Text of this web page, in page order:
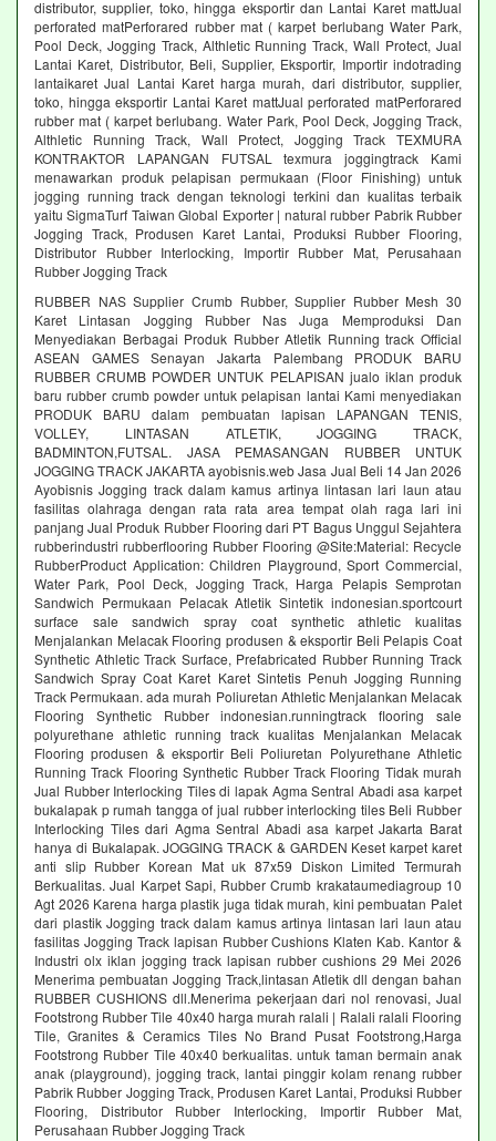
distributor, supplier, toko, hingga eksportir dan Lantai Karet mattJual
perforated matPerforared rubber mat ( karpet berlubang Water Park,
Pool Deck, Jogging Track, Althletic Running Track, Wall Protect, Jual
Lantai Karet, Distributor, Beli, Supplier, Eksportir, Importir indotrading
lantaikaret Jual Lantai Karet harga murah, dari distributor, supplier,
toko, hingga eksportir Lantai Karet mattJual perforated matPerforared
rubber mat ( karpet berlubang. Water Park, Pool Deck, Jogging Track,
Althletic Running Track, Wall Protect, Jogging Track TEXMURA
KONTRAKTOR LAPANGAN FUTSAL texmura joggingtrack Kami
menawarkan produk pelapisan permukaan (Floor Finishing) untuk
jogging running track dengan teknologi terkini dan kualitas terbaik
yaitu SigmaTurf Taiwan Global Exporter | natural rubber Pabrik Rubber
Jogging Track, Produsen Karet Lantai, Produksi Rubber Flooring,
Distributor Rubber Interlocking, Importir Rubber Mat, Perusahaan
Rubber Jogging Track
RUBBER NAS Supplier Crumb Rubber, Supplier Rubber Mesh 30
Karet Lintasan Jogging Rubber Nas Juga Memproduksi Dan
Menyediakan Berbagai Produk Rubber Atletik Running track Official
ASEAN GAMES Senayan Jakarta Palembang PRODUK BARU
RUBBER CRUMB POWDER UNTUK PELAPISAN jualo iklan produk
baru rubber crumb powder untuk pelapisan lantai Kami menyediakan
PRODUK BARU dalam pembuatan lapisan LAPANGAN TENIS,
VOLLEY, LINTASAN ATLETIK, JOGGING TRACK,
BADMINTON,FUTSAL. JASA PEMASANGAN RUBBER UNTUK
JOGGING TRACK JAKARTA ayobisnis.web Jasa Jual Beli 14 Jan 2026
Ayobisnis Jogging track dalam kamus artinya lintasan lari laun atau
fasilitas olahraga dengan rata rata area tempat olah raga lari ini
panjang Jual Produk Rubber Flooring dari PT Bagus Unggul Sejahtera
rubberindustri rubberflooring Rubber Flooring @Site:Material: Recycle
RubberProduct Application: Children Playground, Sport Commercial,
Water Park, Pool Deck, Jogging Track, Harga Pelapis Semprotan
Sandwich Permukaan Pelacak Atletik Sintetik indonesian.sportcourt
surface sale sandwich spray coat synthetic athletic kualitas
Menjalankan Melacak Flooring produsen & eksportir Beli Pelapis Coat
Synthetic Athletic Track Surface, Prefabricated Rubber Running Track
Sandwich Spray Coat Karet Karet Sintetis Penuh Jogging Running
Track Permukaan. ada murah Poliuretan Athletic Menjalankan Melacak
Flooring Synthetic Rubber indonesian.runningtrack flooring sale
polyurethane athletic running track kualitas Menjalankan Melacak
Flooring produsen & eksportir Beli Poliuretan Polyurethane Athletic
Running Track Flooring Synthetic Rubber Track Flooring Tidak murah
Jual Rubber Interlocking Tiles di lapak Agma Sentral Abadi asa karpet
bukalapak p rumah tangga of jual rubber interlocking tiles Beli Rubber
Interlocking Tiles dari Agma Sentral Abadi asa karpet Jakarta Barat
hanya di Bukalapak. JOGGING TRACK & GARDEN Keset karpet karet
anti slip Rubber Korean Mat uk 87x59 Diskon Limited Termurah
Berkualitas. Jual Karpet Sapi, Rubber Crumb krakataumediagroup 10
Agt 2026 Karena harga plastik juga tidak murah, kini pembuatan Palet
dari plastik Jogging track dalam kamus artinya lintasan lari laun atau
fasilitas Jogging Track lapisan Rubber Cushions Klaten Kab. Kantor &
Industri olx iklan jogging track lapisan rubber cushions 29 Mei 2026
Menerima pembuatan Jogging Track,lintasan Atletik dll dengan bahan
RUBBER CUSHIONS dll.Menerima pekerjaan dari nol renovasi, Jual
Footstrong Rubber Tile 40x40 harga murah ralali | Ralali ralali Flooring
Tile, Granites & Ceramics Tiles No Brand Pusat Footstrong,Harga
Footstrong Rubber Tile 40x40 berkualitas. untuk taman bermain anak
anak (playground), jogging track, lantai pinggir kolam renang rubber
Pabrik Rubber Jogging Track, Produsen Karet Lantai, Produksi Rubber
Flooring, Distributor Rubber Interlocking, Importir Rubber Mat,
Perusahaan Rubber Jogging Track